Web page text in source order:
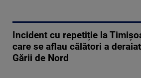
Incident cu repetiție la
care se aflau călători a
Gării de Nord